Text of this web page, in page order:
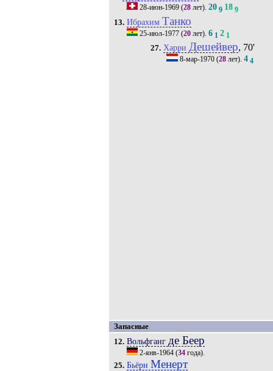
28-июн-1969(28лет). 20 9 18 9
13. Ибрахим Танко
25-июл-1977(20лет). 6 1 2 1
27. Харри Дешейвер, 70'
8-мар-1970 (28 лет).4 4
Запасные
12. Вольфганг де Беер
2-янв-1964(34года).
25. Бьёрн Менерт